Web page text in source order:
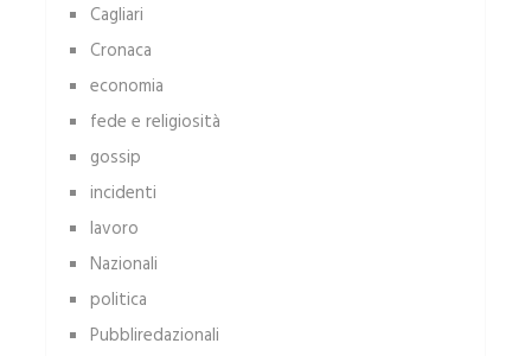
Cagliari
Cronaca
economia
fede e religiosità
gossip
incidenti
lavoro
Nazionali
politica
Pubbliredazionali